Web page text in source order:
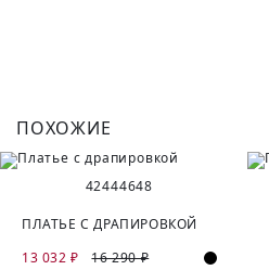
ПОХОЖИЕ
42444648
ПЛАТЬЕ С ДРАПИРОВКОЙ
13 032 ₽
16 290 ₽